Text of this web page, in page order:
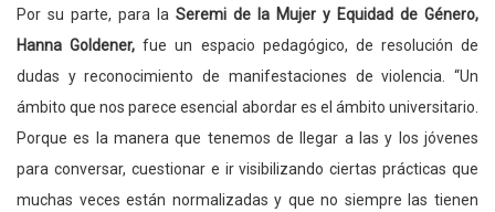
Por su parte, para la Seremi de la Mujer y Equidad de Género,
Hanna Goldener, fue un espacio pedagógico, de resolución de
dudas y reconocimiento de manifestaciones de violencia. “Un
ámbito que nos parece esencial abordar es el ámbito universitario.
Porque es la manera que tenemos de llegar a las y los jóvenes
para conversar, cuestionar e ir visibilizando ciertas prácticas que
muchas veces están normalizadas y que no siempre las tienen